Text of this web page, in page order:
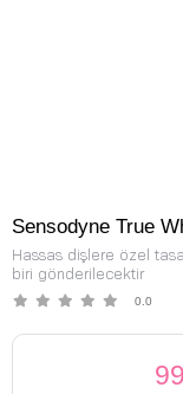
Sensodyne True
Hassas dişlere özel
biri gönderilecektir
0.0